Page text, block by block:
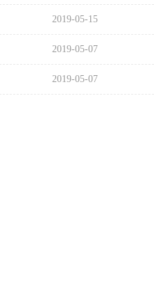
2019-05-15
2019-05-07
2019-05-07